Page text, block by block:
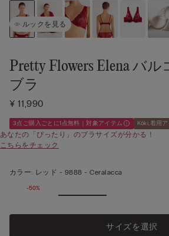
ルックを見る
Pretty Flowers Elena バル
ブラ
¥ 11,990
3点ご購入ごとに1点無料｜対象アイテム Kōki,着用
あなたの「ぴったり」のブラサイズが分かる！
こちらをチェック
カラー: レッド - 9888 - Ceralacca
-50%
サイズを選択